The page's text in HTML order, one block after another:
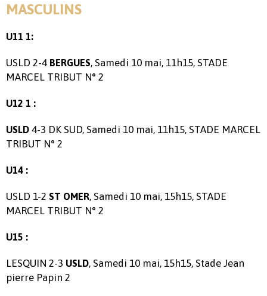
MASCULINS
U11 1:
USLD 2-4 BERGUES, Samedi 10 mai, 11h15, STADE
MARCEL TRIBUT N° 2
U12 1 :
USLD 4-3 DK SUD, Samedi 10 mai, 11h15, STADE MARCEL
TRIBUT N° 2
U14 :
USLD 1-2 ST OMER, Samedi 10 mai, 15h15, STADE
MARCEL TRIBUT N° 2
U15 :
LESQUIN 2-3 USLD, Samedi 10 mai, 15h15, Stade Jean
pierre Papin 2